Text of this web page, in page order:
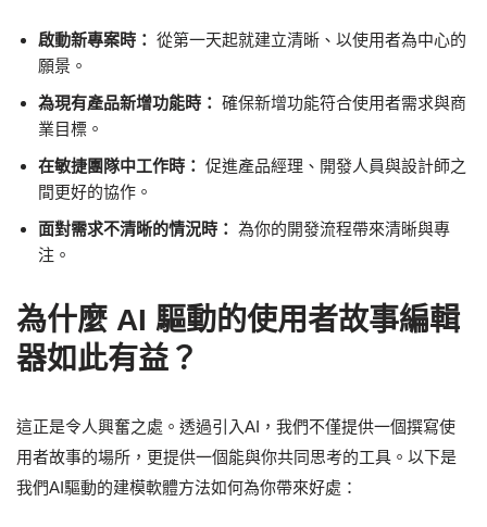
啟動新專案時： 從第一天起就建立清晰、以使用者為中心的
願景。
為現有產品新增功能時： 確保新增功能符合使用者需求與商
業目標。
在敏捷團隊中工作時： 促進產品經理、開發人員與設計師之
間更好的協作。
面對需求不清晰的情況時： 為你的開發流程帶來清晰與專
注。
為什麼 AI 驅動的使用者故事編輯
器如此有益？
這正是令人興奮之處。透過引入AI，我們不僅提供一個撰寫使
用者故事的場所，更提供一個能與你共同思考的工具。以下是
我們AI驅動的建模軟體方法如何為你帶來好處：